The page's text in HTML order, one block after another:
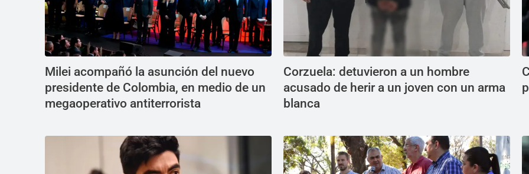
Milei acompañó la asunción del nuevo
presidente de Colombia, en medio de un
megaoperativo antiterrorista
Corzuela: detuvieron a un hombre
acusado de herir a un joven con un arma
blanca